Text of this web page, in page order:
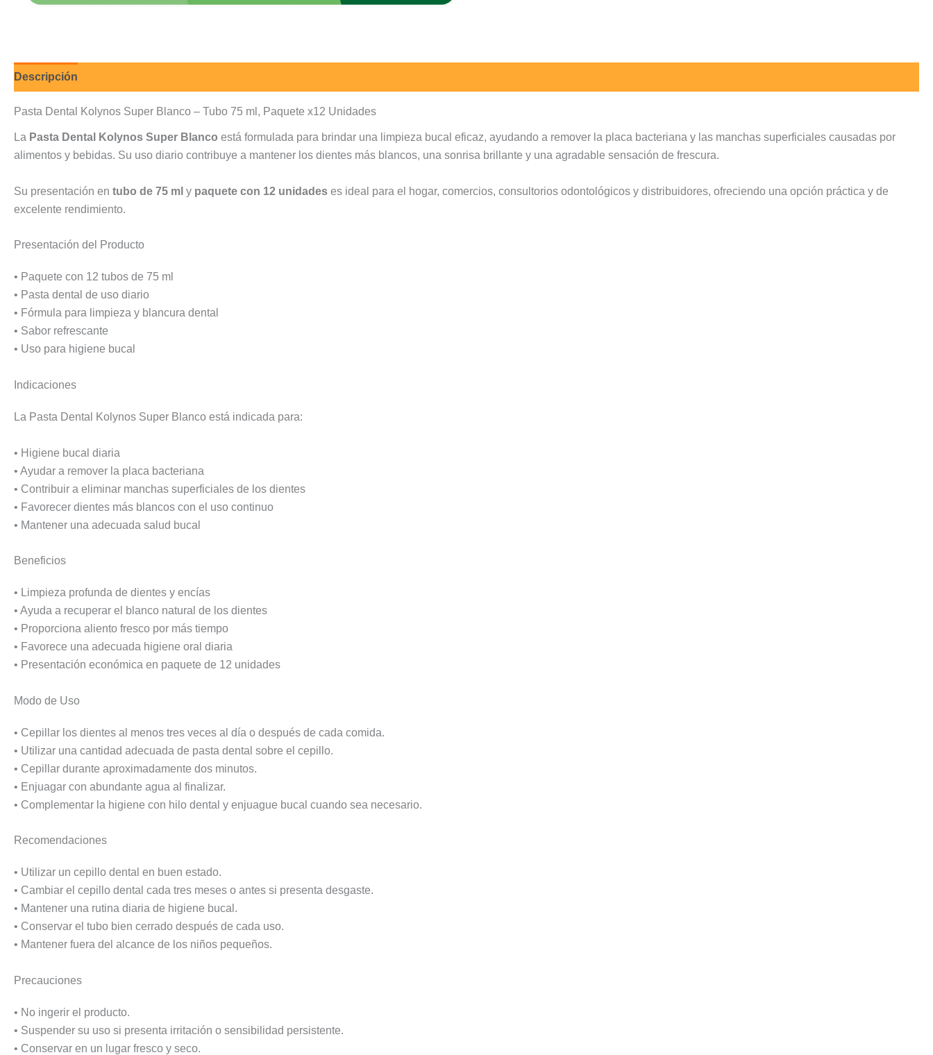
Descripción
Pasta Dental Kolynos Super Blanco – Tubo 75 ml, Paquete x12 Unidades
La Pasta Dental Kolynos Super Blanco está formulada para brindar una limpieza bucal eficaz, ayudando a remover la placa bacteriana y las manchas superficiales causadas por
alimentos y bebidas. Su uso diario contribuye a mantener los dientes más blancos, una sonrisa brillante y una agradable sensación de frescura.
Su presentación en tubo de 75 ml y paquete con 12 unidades es ideal para el hogar, comercios, consultorios odontológicos y distribuidores, ofreciendo una opción práctica y de
excelente rendimiento.
Presentación del Producto
• Paquete con 12 tubos de 75 ml
• Pasta dental de uso diario
• Fórmula para limpieza y blancura dental
• Sabor refrescante
• Uso para higiene bucal
Indicaciones
La Pasta Dental Kolynos Super Blanco está indicada para:
• Higiene bucal diaria
• Ayudar a remover la placa bacteriana
• Contribuir a eliminar manchas superficiales de los dientes
• Favorecer dientes más blancos con el uso continuo
• Mantener una adecuada salud bucal
Beneficios
• Limpieza profunda de dientes y encías
• Ayuda a recuperar el blanco natural de los dientes
• Proporciona aliento fresco por más tiempo
• Favorece una adecuada higiene oral diaria
• Presentación económica en paquete de 12 unidades
Modo de Uso
• Cepillar los dientes al menos tres veces al día o después de cada comida.
• Utilizar una cantidad adecuada de pasta dental sobre el cepillo.
• Cepillar durante aproximadamente dos minutos.
• Enjuagar con abundante agua al finalizar.
• Complementar la higiene con hilo dental y enjuague bucal cuando sea necesario.
Recomendaciones
• Utilizar un cepillo dental en buen estado.
• Cambiar el cepillo dental cada tres meses o antes si presenta desgaste.
• Mantener una rutina diaria de higiene bucal.
• Conservar el tubo bien cerrado después de cada uso.
• Mantener fuera del alcance de los niños pequeños.
Precauciones
• No ingerir el producto.
• Suspender su uso si presenta irritación o sensibilidad persistente.
• Conservar en un lugar fresco y seco.